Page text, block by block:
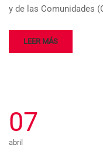
y de las Comunidades
LEER MÁS
07
abril